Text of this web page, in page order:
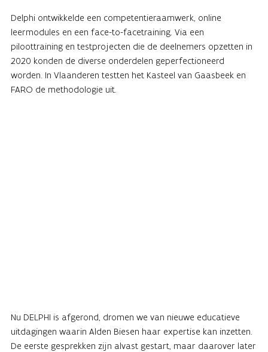
Delphi ontwikkelde een competentieraamwerk, online
leermodules en een face-to-facetraining. Via een
piloottraining en testprojecten die de deelnemers opzetten in
2020 konden de diverse onderdelen geperfectioneerd
worden. In Vlaanderen testten het Kasteel van Gaasbeek en
FARO de methodologie uit.
Nu DELPHI is afgerond, dromen we van nieuwe educatieve
uitdagingen waarin Alden Biesen haar expertise kan inzetten.
De eerste gesprekken zijn alvast gestart, maar daarover later